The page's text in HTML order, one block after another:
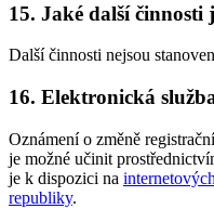
15. Jaké další činnosti
Další činnosti nejsou
16. Elektronická
Oznámení o změně
je možné učinit
je k dispozici na
republiky.